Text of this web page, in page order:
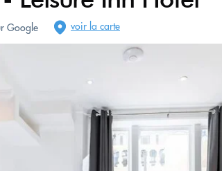
Google voir la carte